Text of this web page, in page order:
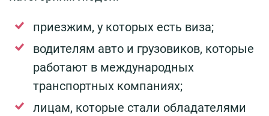
приезжим, у которых есть виза;
водителям авто и грузовиков, которые
работают в международных
транспортных компаниях;
лицам, которые стали обладателями